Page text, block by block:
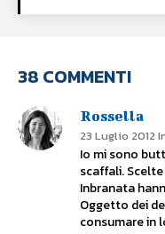
38 COMMENTI
Rossella
23 Luglio 2012
Io mi sono
scaffali.
Inbranata
Oggetto dei
consumare in